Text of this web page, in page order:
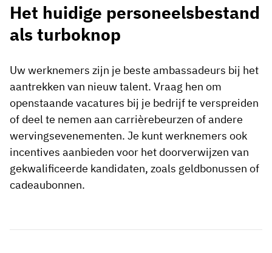
Het huidige personeelsbestand
als turboknop
Uw werknemers zijn je beste ambassadeurs bij het
aantrekken van nieuw talent. Vraag hen om
openstaande vacatures bij je bedrijf te verspreiden
of deel te nemen aan carrièrebeurzen of andere
wervingsevenementen. Je kunt werknemers ook
incentives aanbieden voor het doorverwijzen van
gekwalificeerde kandidaten, zoals geldbonussen of
cadeaubonnen.